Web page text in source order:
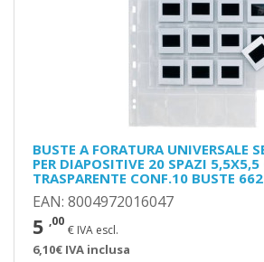
BUSTE A FORATURA UNIVERSALE
PER DIAPOSITIVE 20 SPAZI 5,5X5,5
TRASPARENTE CONF.10 BUSTE
EAN: 8004972016047
5 ,00
€ IVA escl.
6,10€ IVA inclusa